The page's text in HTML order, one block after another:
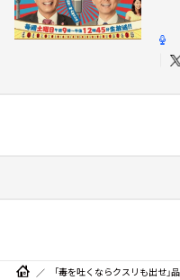
「毒を吐くならクスリも出せ」